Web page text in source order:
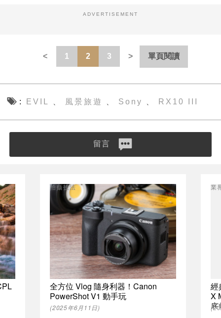
ADVERTISEMENT
1 2 3 單頁閱讀
EVIL 風景旅遊 Sony RX10 III
留言
全方位 Vlog 隨身利器！Canon
PowerShot V1 動手玩
拍攝技法
(2025年6月11日)
經
X
底
業